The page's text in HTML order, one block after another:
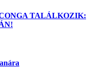
TALÁLKOZIK: